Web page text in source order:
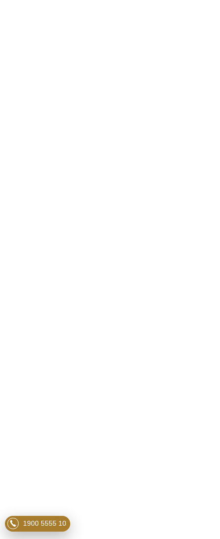
1900 5555 10